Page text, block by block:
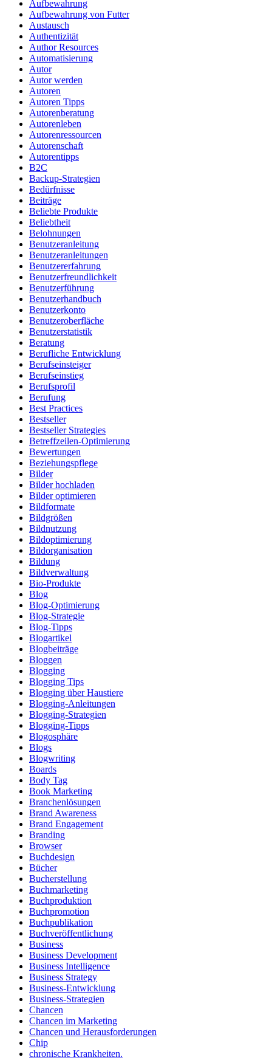
Aufbewahrung
Aufbewahrung von Futter
Austausch
Authentizität
Author Resources
Automatisierung
Autor
Autor werden
Autoren
Autoren Tipps
Autorenberatung
Autorenleben
Autorenressourcen
Autorenschaft
Autorentipps
B2C
Backup-Strategien
Bedürfnisse
Beiträge
Beliebte Produkte
Beliebtheit
Belohnungen
Benutzeranleitung
Benutzeranleitungen
Benutzererfahrung
Benutzerfreundlichkeit
Benutzerführung
Benutzerhandbuch
Benutzerkonto
Benutzeroberfläche
Benutzerstatistik
Beratung
Berufliche Entwicklung
Berufseinsteiger
Berufseinstieg
Berufsprofil
Berufung
Best Practices
Bestseller
Bestseller Strategies
Betreffzeilen-Optimierung
Bewertungen
Beziehungspflege
Bilder
Bilder hochladen
Bilder optimieren
Bildformate
Bildgrößen
Bildnutzung
Bildoptimierung
Bildorganisation
Bildung
Bildverwaltung
Bio-Produkte
Blog
Blog-Optimierung
Blog-Strategie
Blog-Tipps
Blogartikel
Blogbeiträge
Bloggen
Blogging
Blogging Tips
Blogging über Haustiere
Blogging-Anleitungen
Blogging-Strategien
Blogging-Tipps
Blogosphäre
Blogs
Blogwriting
Boards
Body Tag
Book Marketing
Branchenlösungen
Brand Awareness
Brand Engagement
Branding
Browser
Buchdesign
Bücher
Bucherstellung
Buchmarketing
Buchproduktion
Buchpromotion
Buchpublikation
Buchveröffentlichung
Business
Business Development
Business Intelligence
Business Strategy
Business-Entwicklung
Business-Strategien
Chancen
Chancen im Marketing
Chancen und Herausforderungen
Chip
chronische Krankheiten.